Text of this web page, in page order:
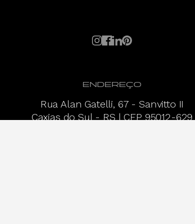
ENDEREÇO
Rua Alan Gatelli, 67 - Sanvitto II
Caxias do Sul - RS | CEP 95012-629